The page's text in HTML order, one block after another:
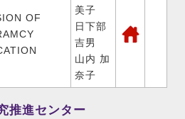
OF
美子
日下部
吉男
山内 加
奈子
推進センター